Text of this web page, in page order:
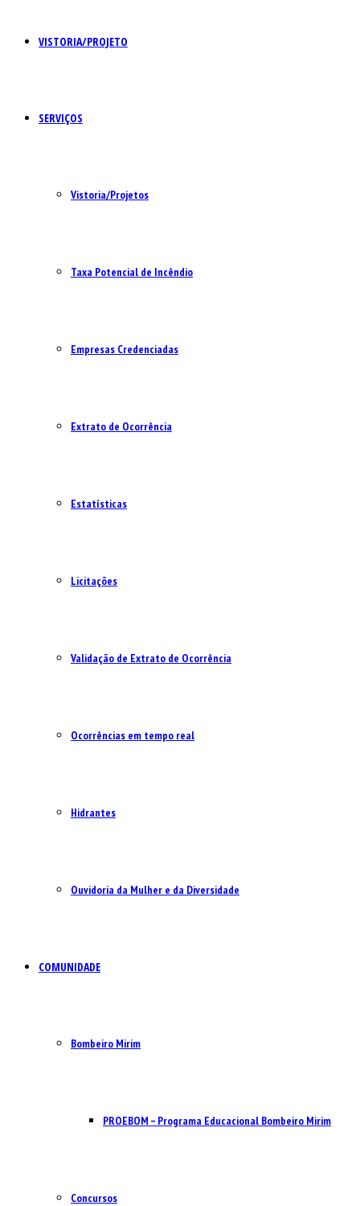
VISTORIA/PROJETO
SERVIÇOS
Vistoria/Projetos
Taxa Potencial de Incêndio
Empresas Credenciadas
Extrato de Ocorrência
Estatísticas
Licitações
Validação de Extrato de Ocorrência
Ocorrências em tempo real
Hidrantes
Ouvidoria da Mulher e da Diversidade
COMUNIDADE
Bombeiro Mirim
PROEBOM – Programa Educacional Bombeiro Mirim
Concursos